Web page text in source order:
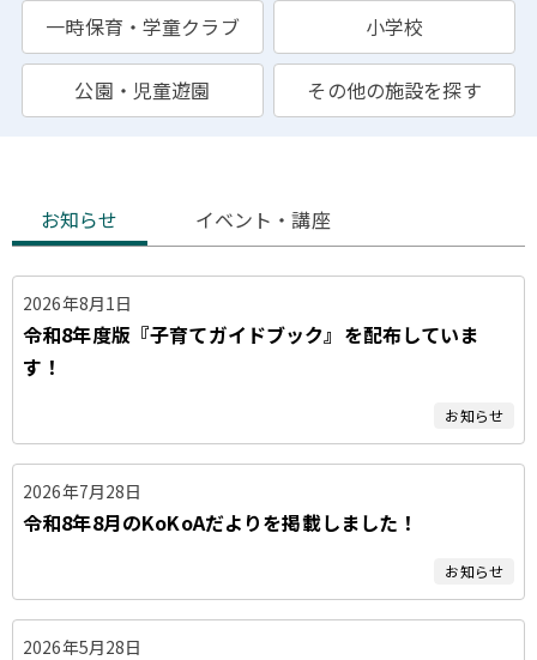
一時保育・学童クラブ 小学校
公園・児童遊園 その他の施設を探す
知
ら
せ
タ
ブ
お知らせ イベント・講座
2026年8月1日
令和8年度版『子育てガイドブック』を配布していま
す！
お知らせ
2026年7月28日
令和8年8月のKoKoAだよりを掲載しました！
お知らせ
2026年5月28日